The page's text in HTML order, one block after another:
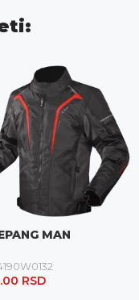
MAN
RSD